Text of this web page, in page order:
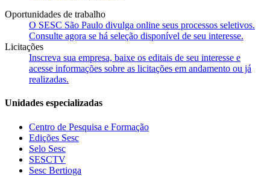
Oportunidades de trabalho
O SESC São Paulo divulga online seus processos seletivos.
Consulte agora se há seleção disponível de seu interesse.
Licitações
Inscreva sua empresa, baixe os editais de seu interesse e
acesse informações sobre as licitações em andamento ou já
realizadas.
Unidades especializadas
Centro de Pesquisa e Formação
Edições Sesc
Selo Sesc
SESCTV
Sesc Bertioga